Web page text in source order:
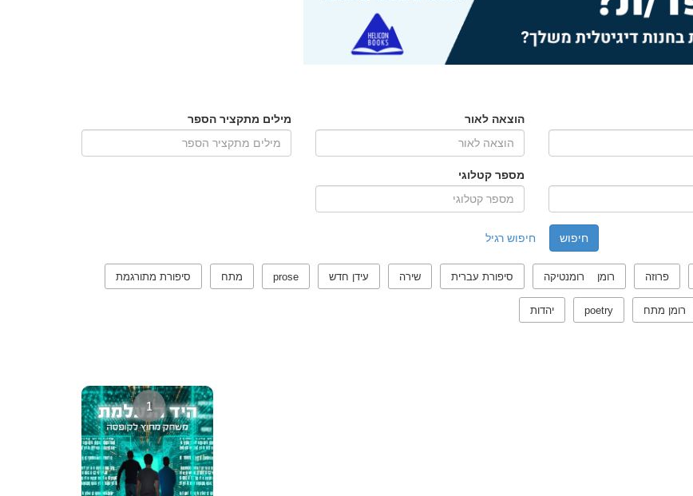
הוצאה לאור מילים מתקציר הספר
מספר קטלוגי
חיפוש רגיל
פרוזה רומן רומנטיקה סיפורת עברית שירה עידן חדש prose מתח סיפורת מתורגמת
רומן מתח poetry יהדות
1